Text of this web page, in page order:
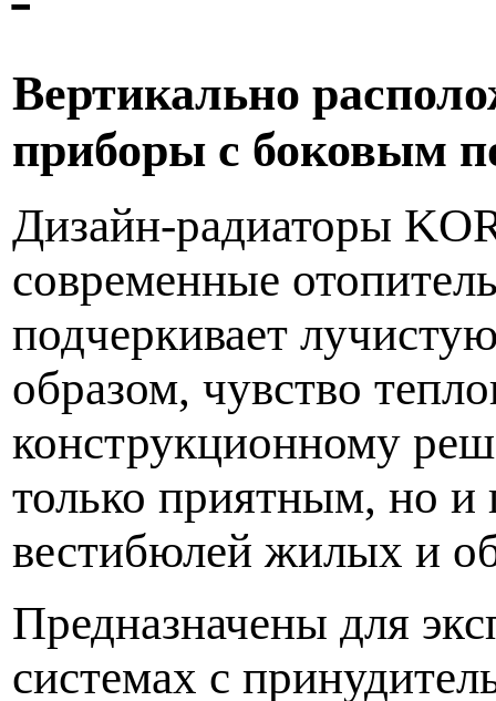
Вертикально
приборы с боковым
Дизайн-радиаторы
современные
подчеркивает
образом, чувство
конструкционному
только приятным, но
вестибюлей жилых и
Предназначены для
системах с